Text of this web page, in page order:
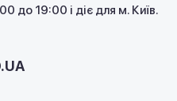
до 19:00 і діє для м. Київ.